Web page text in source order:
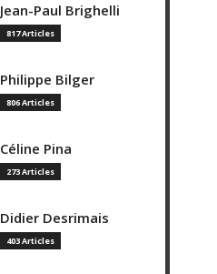
Jean-Paul Brighelli
817 Articles
Philippe Bilger
806 Articles
Céline Pina
273 Articles
Didier Desrimais
403 Articles